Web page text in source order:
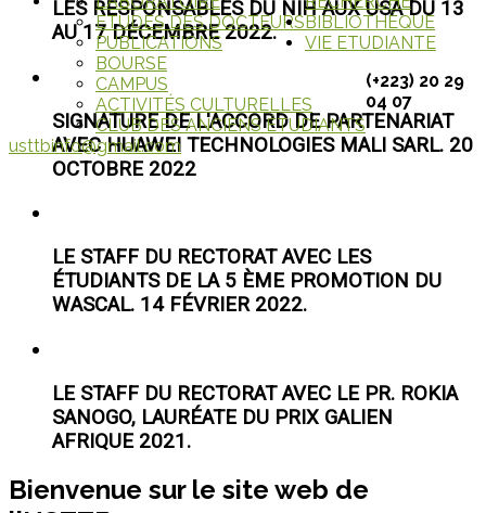
ETUDES DES DOCTEURS
PUBLICATIONS
BIBLIOTHÈQUE
VIE ETUDIANTE
BOURSE
CAMPUS
ACTIVITÉS CULTURELLES
CLUB DES ANCIENS ÉTUDIANTS
(+223) 20 29
04 07
usttbinfo@gmail.com
LES RESPONSABLES DU NIH AUX USA DU 13
AU 17 DÉCEMBRE 2022.
SIGNATURE DE L'ACCORD DE PARTENARIAT
AVEC HUAWEI TECHNOLOGIES MALI SARL. 20
OCTOBRE 2022
LE STAFF DU RECTORAT AVEC LES
ÉTUDIANTS DE LA 5 ÈME PROMOTION DU
WASCAL. 14 FÉVRIER 2022.
LE STAFF DU RECTORAT AVEC LE PR. ROKIA
SANOGO, LAURÉATE DU PRIX GALIEN
AFRIQUE 2021.
Bienvenue sur le site web de